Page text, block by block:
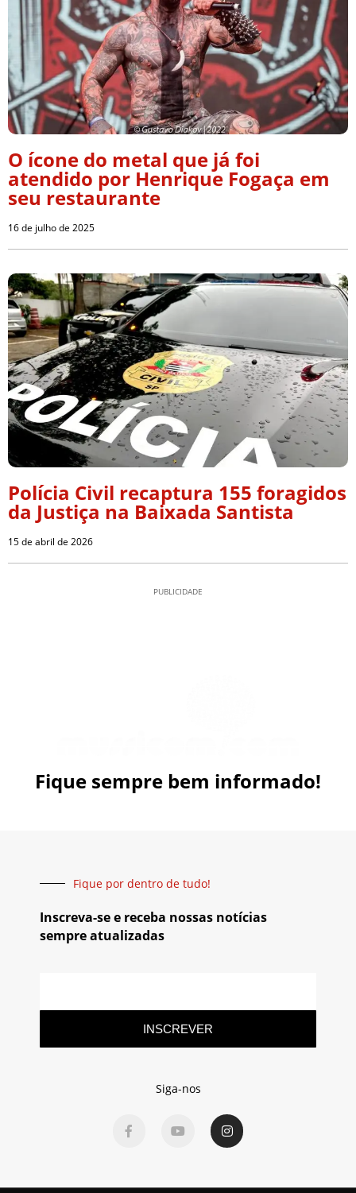
O ícone do metal que já foi
atendido por Henrique Fogaça em
seu restaurante
16 de julho de 2025
Polícia Civil recaptura 155 foragidos
da Justiça na Baixada Santista
15 de abril de 2026
PUBLICIDADE
Fique sempre bem informado!
Fique por dentro de tudo!
Inscreva-se e receba nossas notícias
sempre atualizadas
INSCREVER
Siga-nos